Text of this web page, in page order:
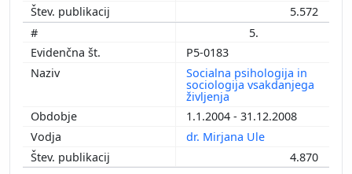
5.572
5.
P5-0183
Socialna psihologija in
sociologija vsakdanjega
življenja
1.1.2004 - 31.12.2008
dr. Mirjana Ule
4.870